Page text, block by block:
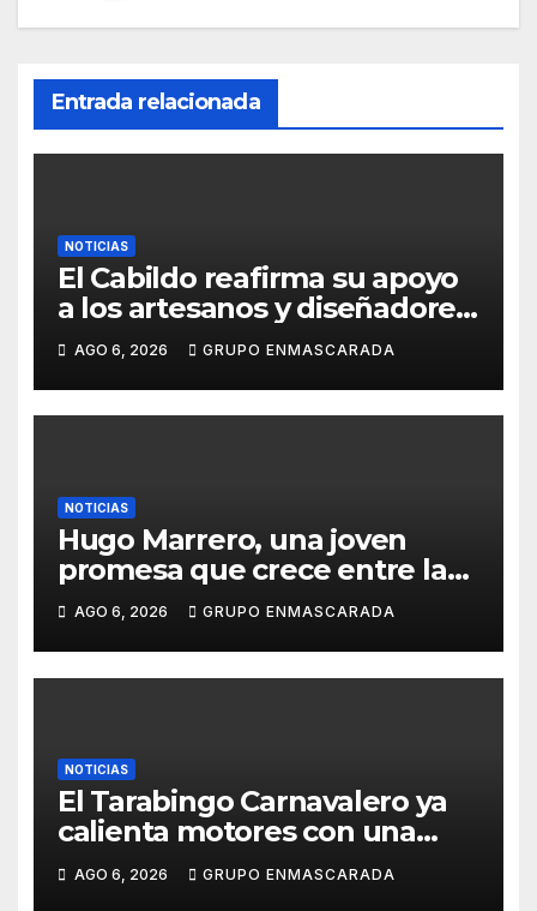
Entrada relacionada
NOTICIAS
El Cabildo reafirma su apoyo
a los artesanos y diseñadores
del Carnaval de Tenerife
AGO 6, 2026 GRUPO ENMASCARADA
NOTICIAS
Hugo Marrero, una joven
promesa que crece entre la
música y la pasión por el
Carnaval
AGO 6, 2026 GRUPO ENMASCARADA
NOTICIAS
El Tarabingo Carnavalero ya
calienta motores con una
nueva edición cargada de
sorpresas
AGO 6, 2026 GRUPO ENMASCARADA